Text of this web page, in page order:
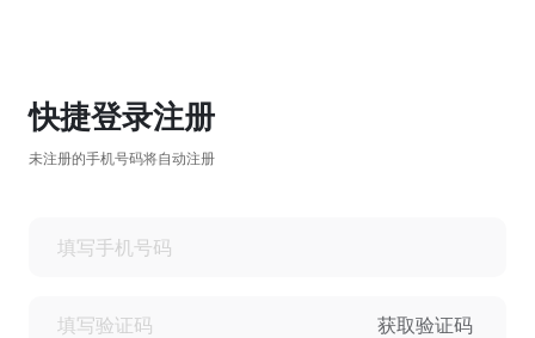
快捷登录注册
未注册的手机号码将自动注册
获取验证码